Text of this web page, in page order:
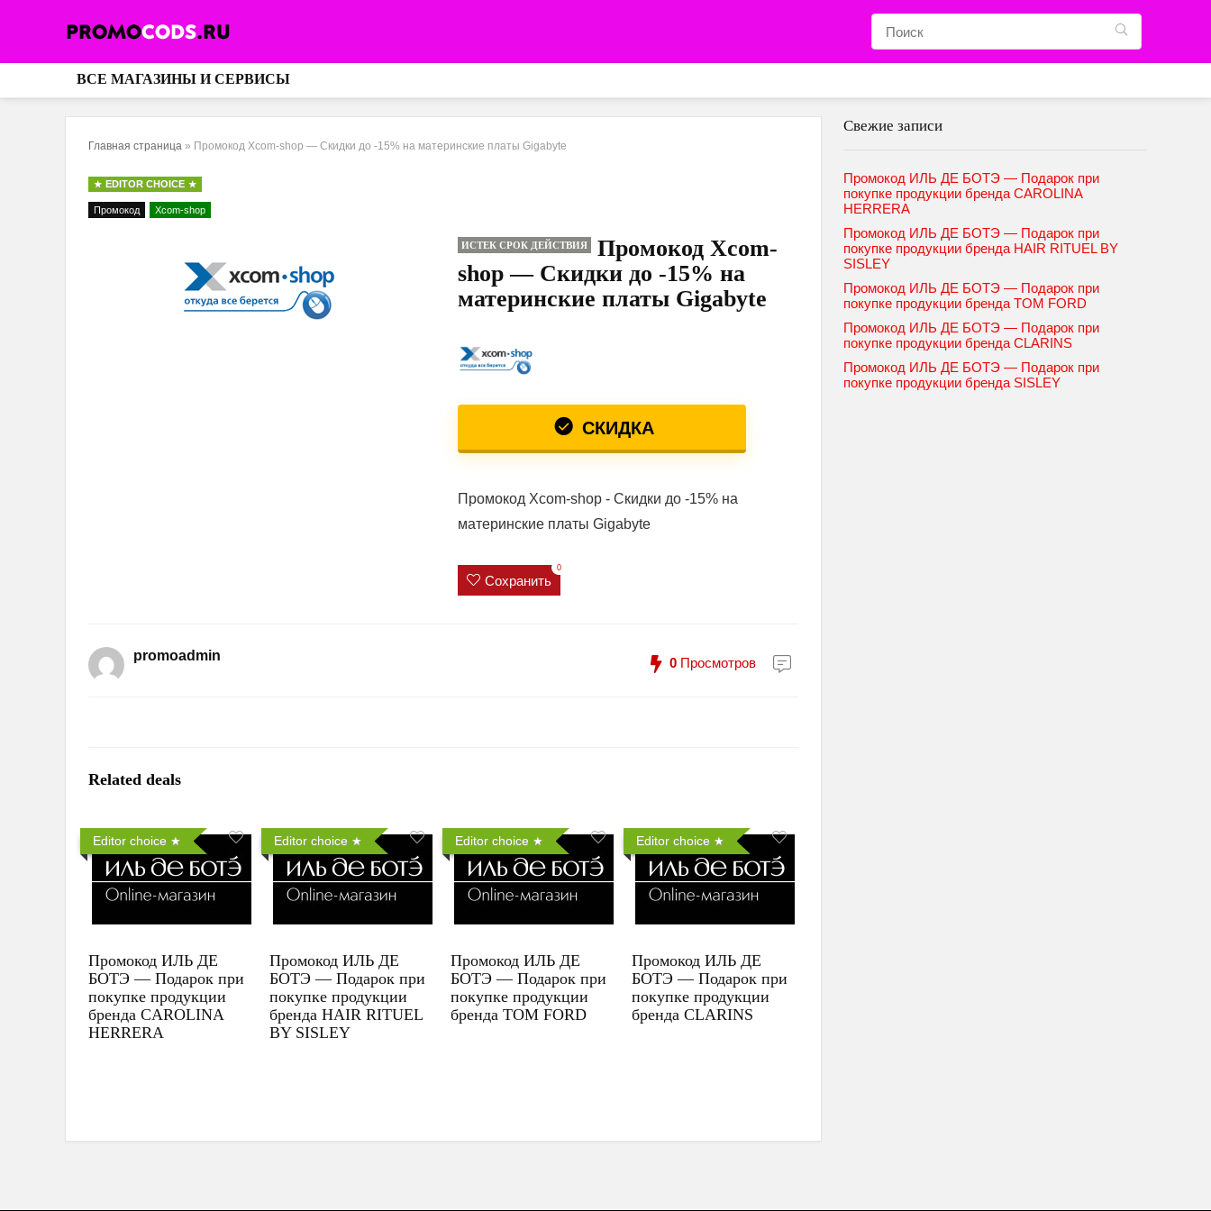
ВСЕ МАГАЗИНЫ И СЕРВИСЫ
Главная страница » Промокод Xcom-shop — Скидки до -15% на материнские платы Gigabyte
EDITOR CHOICE
Промокод Xcom-shop
ИСТЕК СРОК ДЕЙСТВИЯ
Промокод Xcom-
shop — Скидки до -15% на
материнские платы Gigabyte
СКИДКА
Промокод Xcom-shop - Скидки до -15% на
материнские платы Gigabyte
Сохранить
0
promoadmin 0 Просмотров
Related deals
Editor choice
Промокод ИЛЬ ДЕ
БОТЭ — Подарок при
покупке продукции
бренда CAROLINA
HERRERA
Editor choice
Промокод ИЛЬ ДЕ
БОТЭ — Подарок при
покупке продукции
бренда HAIR RITUEL
BY SISLEY
Editor choice
Промокод ИЛЬ ДЕ
БОТЭ — Подарок при
покупке продукции
бренда TOM FORD
Editor choice
Промокод ИЛЬ ДЕ
БОТЭ — Подарок при
покупке продукции
бренда CLARINS
Свежие записи
Промокод ИЛЬ ДЕ БОТЭ — Подарок при
покупке продукции бренда CAROLINA
HERRERA
Промокод ИЛЬ ДЕ БОТЭ — Подарок при
покупке продукции бренда HAIR RITUEL BY
SISLEY
Промокод ИЛЬ ДЕ БОТЭ — Подарок при
покупке продукции бренда TOM FORD
Промокод ИЛЬ ДЕ БОТЭ — Подарок при
покупке продукции бренда CLARINS
Промокод ИЛЬ ДЕ БОТЭ — Подарок при
покупке продукции бренда SISLEY